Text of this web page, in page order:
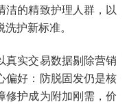
洁的精致护理人群，以
护新标准。
真实交易数据剔除营销
偏好：防脱固发仍是核
修护成为附加刚需，价